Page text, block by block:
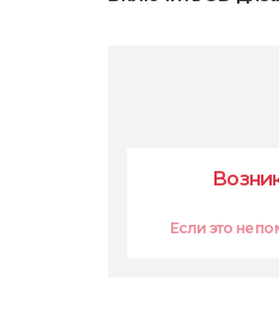
Если это не